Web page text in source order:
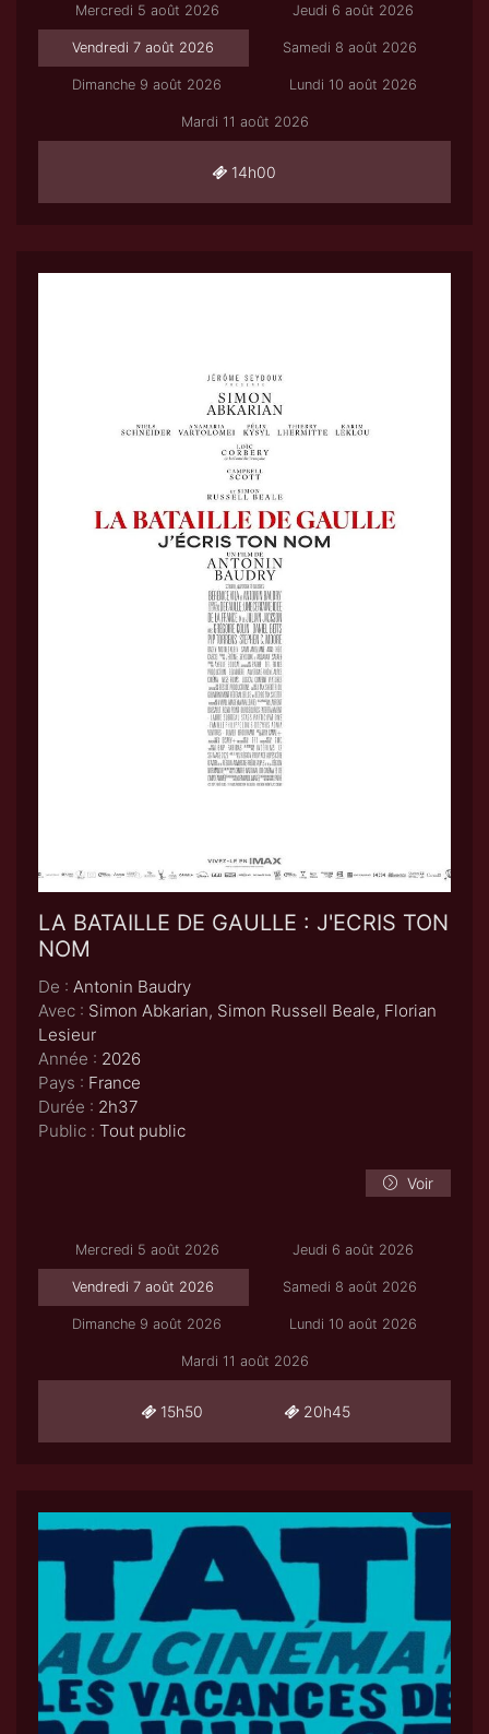
Mercredi 5 août 2026 Jeudi 6 août 2026
Vendredi 7 août 2026 Samedi 8 août 2026
Dimanche 9 août 2026 Lundi 10 août 2026
Mardi 11 août 2026
14h00
LA BATAILLE DE GAULLE : J'ECRIS TON
NOM
De : Antonin Baudry
Avec : Simon Abkarian, Simon Russell Beale, Florian
Lesieur
Année : 2026
Pays : France
Durée : 2h37
Public : Tout public
Voir
Mercredi 5 août 2026 Jeudi 6 août 2026
Vendredi 7 août 2026 Samedi 8 août 2026
Dimanche 9 août 2026 Lundi 10 août 2026
Mardi 11 août 2026
15h50 20h45